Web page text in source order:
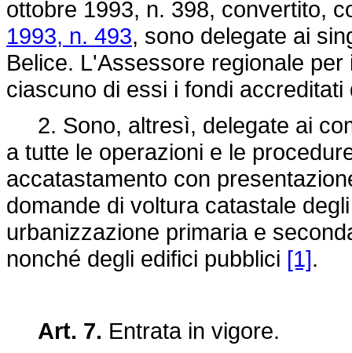
ottobre 1993, n. 398, convertito,
1993, n. 493, sono delegate ai
Belice. L'Assessore regionale
ciascuno di essi i fondi
2. Sono, altresì, delegate ai
a tutte le operazioni e le
accatastamento con
domande di voltura catastale
urbanizzazione primaria e
nonché degli edifici pubblici [1].
Art. 7. Entrata in vigore.